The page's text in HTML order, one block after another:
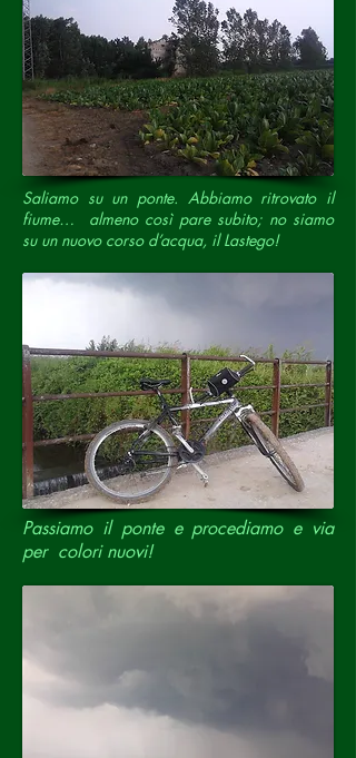
Saliamo su un ponte. Abbiamo ritrovato il
fiume… almeno così pare subito; no siamo
su un nuovo corso d’acqua, il Lastego!
Passiamo il ponte e procediamo e via
per colori nuovi!